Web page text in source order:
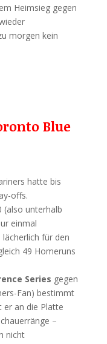
Heimsieg gegen
morgen kein
Blue
hatte bis
offs.
(also unterhalb
einmal
für den
49 Homeruns
Series gegen
Fan) bestimmt
er an die Platte
–
nicht